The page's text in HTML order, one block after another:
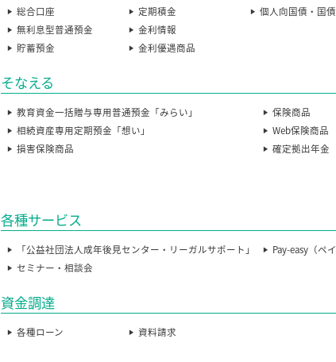
総合口座
定期積金
個人向国債・国債
無利息型普通預金
金利情報
貯蓄預金
金利優遇商品
そなえる
教育資金一括贈与専用普通預金「みらい」
保険商品
相続資産専用定期預金「想い」
Web保険商品
損害保険商品
確定拠出年金
各種サービス
「公益社団法人成年後見センター・リーガルサポート」
Pay-easy（ペ
セミナー・相談会
資金調達
各種ローン 資料請求